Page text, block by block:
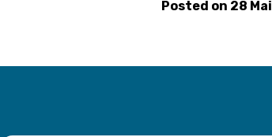
Posted on 28